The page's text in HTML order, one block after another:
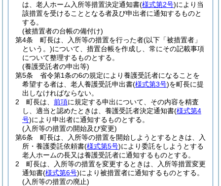
は、老人ホーム入所等措置決定通知書(様式第2号)により当
該措置を受けることとなる者及び申出者に通知するものと
する。
(被措置者の台帳の備付け)
第4条
町長は、入所等の措置を行った者(以下「被措置者」
という。)について、措置台帳を作成し、常にその記載事項
について整理するものとする。
(養護受託者の申出等)
第5条
省令第1条の6の規定により養護受託者になることを
希望する者は、老人養護受託申出書(様式第3号)を町長に提
出しなければならない。
2
町長は、 前項に規定する申出について、その内容を精査
し、適当と認めたときは、養護受託者決定通知書(様式第4
号)により申出者に通知するものとする。
(入所等の措置の開始及び変更)
第6条
町長は、入所等の措置を開始しようとするときは、入
所・養護委託依頼書(様式第5号)により委託をしようとする
老人ホームの長又は養護受託者に通知するものとする。
2
町長は、入所等の措置を変更するときは、入所等措置変更
通知書(様式第6号)により被措置者に通知するものとする。
(入所等の措置の廃止)